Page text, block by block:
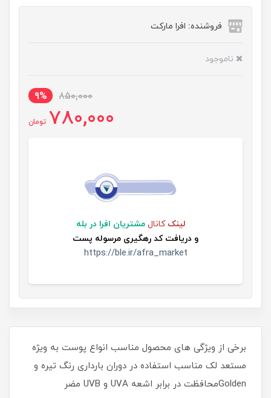
فروشنده: افرا مارکت
ناموجود
850,000
9%
780,000 تومان
لینک کانال مشتریان افرا در بله
و دریافت کد رهگیری مرسوله پست
https://ble.ir/afra_market
برخی از ویژگی های محصول مناسب انواع پوست به ویژه
مستعد لک مناسب استفاده در دوران بارداری رنگ تیره و
Goldenمحافظت در برابر اشعه UVA و UVB مضر